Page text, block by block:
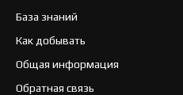
База знаний
Как добывать
Общая информация
Обратная связь